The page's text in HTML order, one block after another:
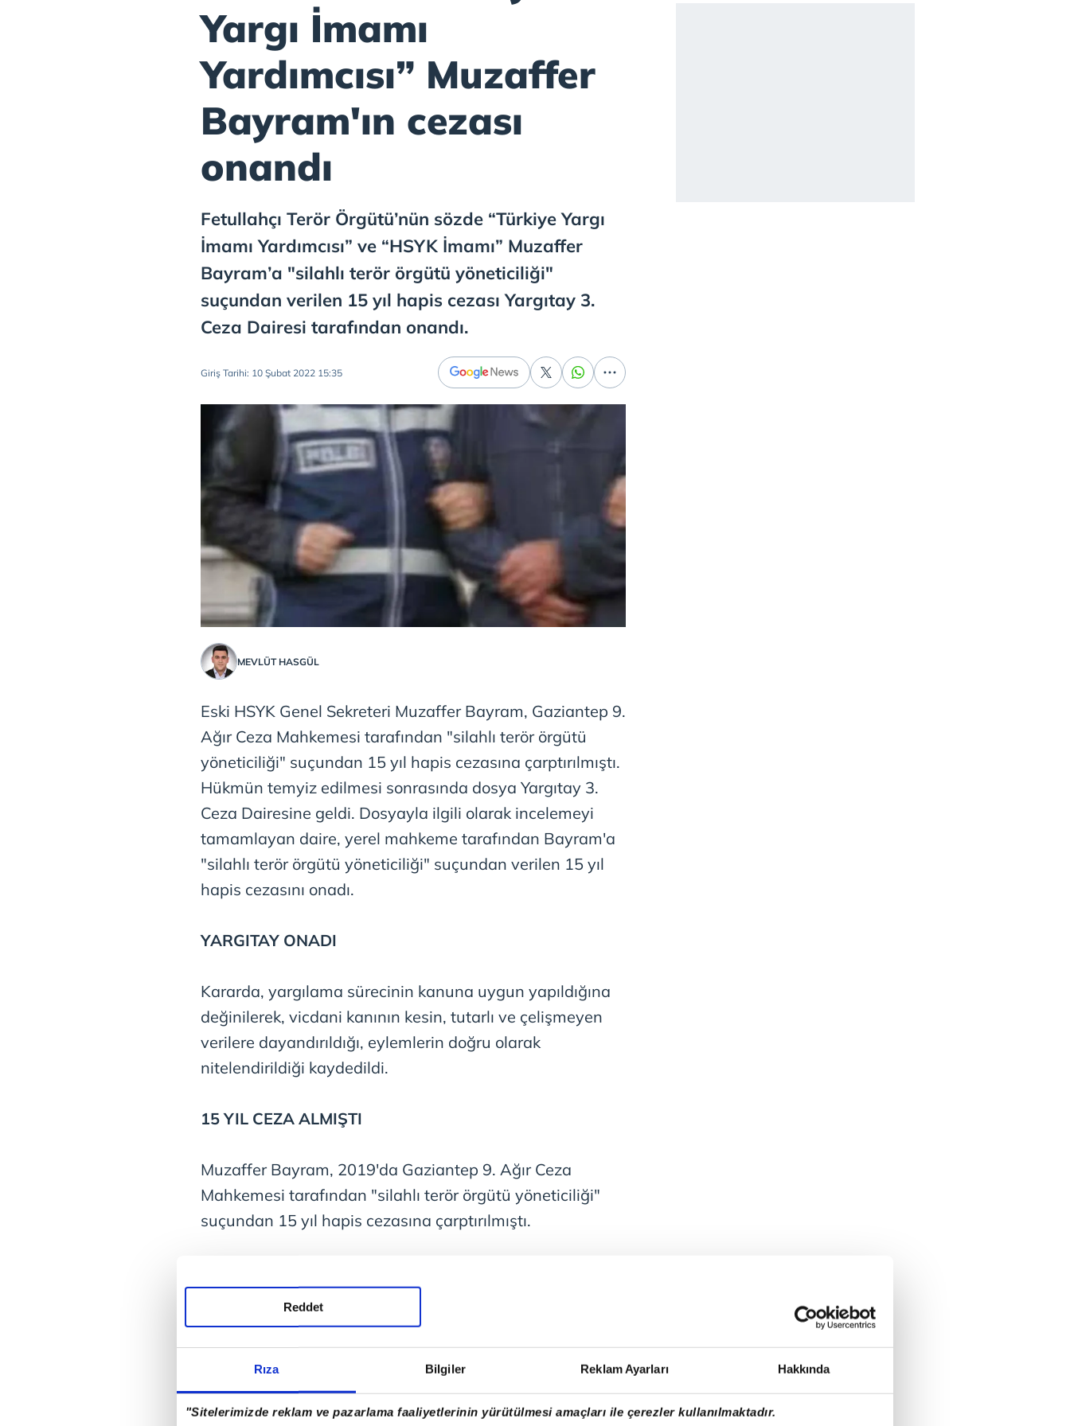
Rıza Bilgiler Reklam Ayarları Hakkında
"Sitelerimizde reklam ve pazarlama faaliyetlerinin yürütülmesi amaçları ile çerezler kullanılmaktadır.
Reddet
Yargı İmamı
Yardımcısı” Muzaffer
Bayram'ın cezası
onandı
Fetullahçı Terör Örgütü’nün sözde “Türkiye Yargı
İmamı Yardımcısı” ve “HSYK İmamı” Muzaffer
Bayram’a "silahlı terör örgütü yöneticiliği"
suçundan verilen 15 yıl hapis cezası Yargıtay 3.
Ceza Dairesi tarafından onandı.
Giriş Tarihi: 10 Şubat 2022 15:35
MEVLÜT HASGÜL
Eski HSYK Genel Sekreteri Muzaffer Bayram, Gaziantep 9.
Ağır Ceza Mahkemesi tarafından "silahlı terör örgütü
yöneticiliği" suçundan 15 yıl hapis cezasına çarptırılmıştı.
Hükmün temyiz edilmesi sonrasında dosya Yargıtay 3.
Ceza Dairesine geldi. Dosyayla ilgili olarak incelemeyi
tamamlayan daire, yerel mahkeme tarafından Bayram'a
"silahlı terör örgütü yöneticiliği" suçundan verilen 15 yıl
hapis cezasını onadı.
YARGITAY ONADI
Kararda, yargılama sürecinin kanuna uygun yapıldığına
değinilerek, vicdani kanının kesin, tutarlı ve çelişmeyen
verilere dayandırıldığı, eylemlerin doğru olarak
nitelendirildiği kaydedildi.
15 YIL CEZA ALMIŞTI
Muzaffer Bayram, 2019'da Gaziantep 9. Ağır Ceza
Mahkemesi tarafından "silahlı terör örgütü yöneticiliği"
suçundan 15 yıl hapis cezasına çarptırılmıştı.
Mahkeme kararında, Bayram'ın öğrenciyken kaldığı örgüt
evinde "sorumlu" olduğu, örgütün gizli haberleşme ağı
olan "ByLock" kullanıcısı olduğu ve kod adının "Mahir"
olduğuna yer verilmişti.